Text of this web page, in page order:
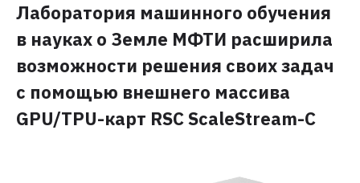
Лаборатория машинного обучения
в науках о Земле МФТИ расширила
возможности решения своих задач
с помощью внешнего массива
GPU/TPU-карт RSC ScaleStream-C